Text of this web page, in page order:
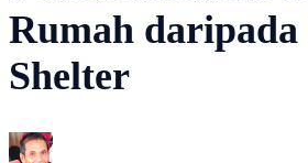
Rumah
Shelter